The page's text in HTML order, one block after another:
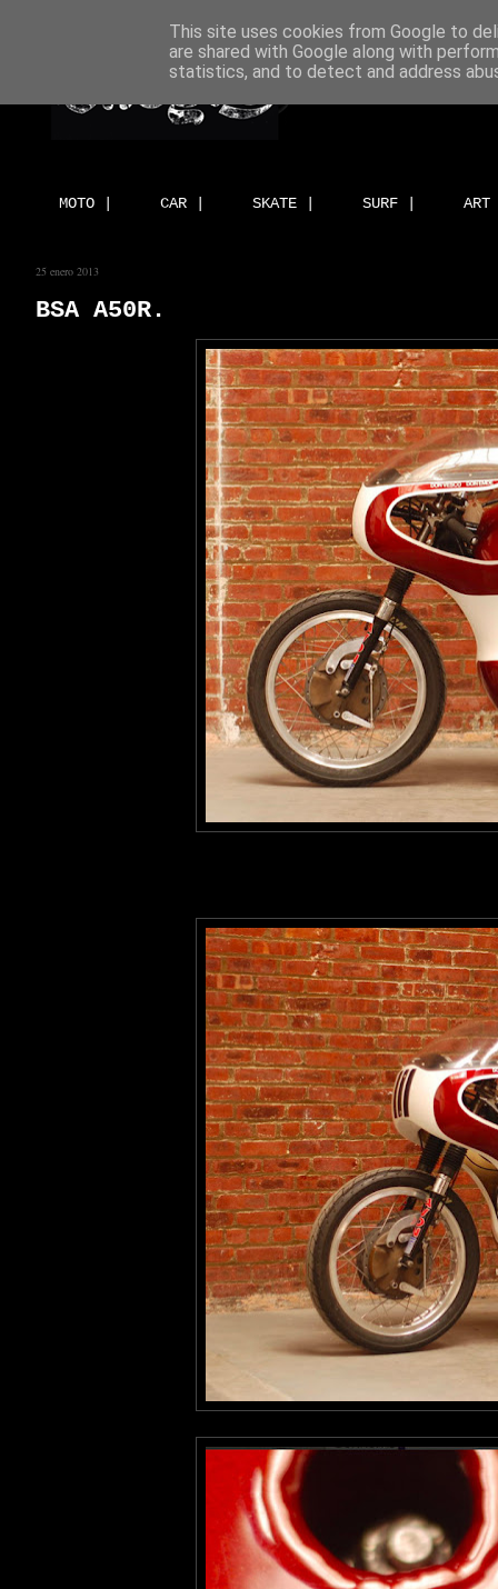
MOTO | CAR | SKATE | SURF |
25 enero 2013
BSA A50R.
This site uses cookies from Google to
are shared with Google along with
statistics, and to detect and address